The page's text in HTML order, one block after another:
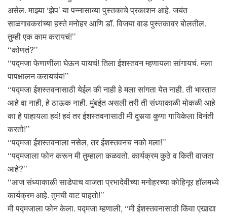
असेल. माझ्या ‘झेप’ या पन्नासाव्या पुस्तकाचे प्रकाशन आहे. जयंत
साळगावकरांच्या हस्ते मनोहर आणि डॉ. विजया वाड पुस्तकावर बोलतील.
तुम्ही एक काम करायचं!’’
‘‘कोणतं?’’
‘‘पद्मजा फेणाणीला घेऊन यायचं! तिला ईशस्तवन म्हणायला सांगायचं. मला
पापक्षालन करायचंय!’’
‘‘पद्मजा ईशस्तवनासाठी येईल की नाही हे मला सांगता येत नाही. ती भारतात
आहे वा नाही, हे ठाऊक नाही. मुंबईत असली तरी ती संध्याकाळी मोकळी आहे
का हे पाहायला हवं! हवं तर ईशस्तवनासाठी मी दुसर्‍या कुणा गायिकेला विनंती
करतो!’’
‘‘पद्मजा ईशस्तवनाला नसेल, तर ईशस्तवनच नको मला!’’
‘‘पद्मजाला फोन करून मी तुम्हाला कळवतो. कार्यक्रम कुठे व किती वाजता
आहे?’’
‘‘आज संध्याकाळी साडेपाच वाजता प्रभादेवीच्या मनोहरच्या कोहिनूर हॉलमध्ये
कार्यक्रम आहे. तुमची वाट पाहतो!’’
मी पद्मजाला फोन केला. पद्मजा म्हणाली, ‘‘मी ईशस्तवनासाठी किंवा एखाद्या